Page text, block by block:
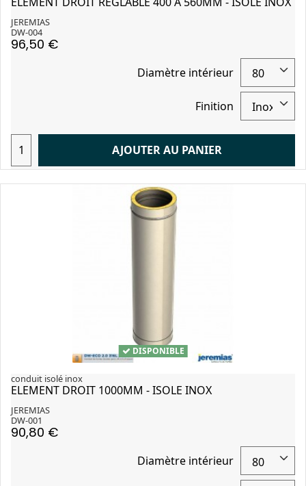
JEREMIAS
DW-004
96,50 €
Diamètre intérieur
Finition
AJOUTER AU PANIER
DISPONIBLE
conduit isolé inox
ELEMENT DROIT 1000MM - ISOLE INOX
JEREMIAS
DW-001
90,80 €
Diamètre intérieur